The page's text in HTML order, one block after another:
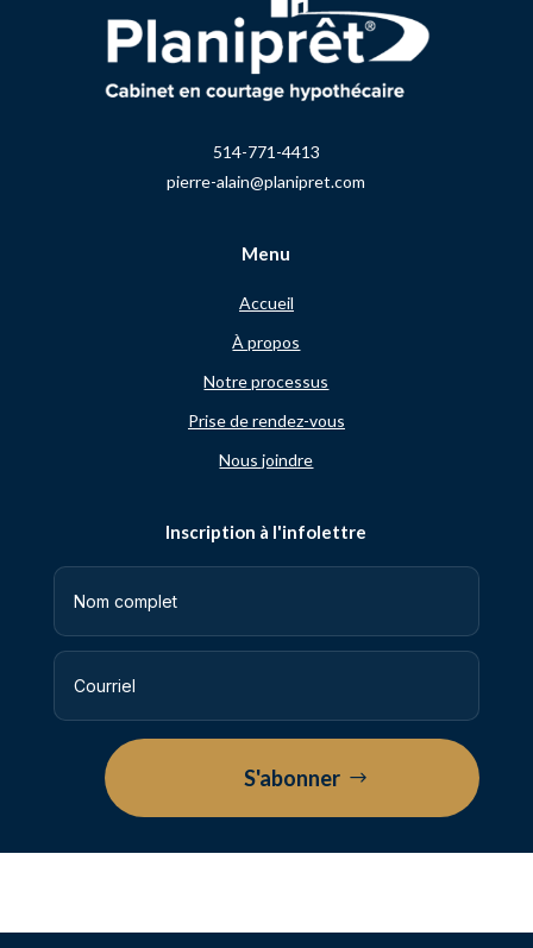
514-771-4413
pierre-alain@planipret.com
Menu
Accueil
À propos
Notre processus
Prise de rendez-vous
Nous joindre
Inscription à l'infolettre
S'abonner